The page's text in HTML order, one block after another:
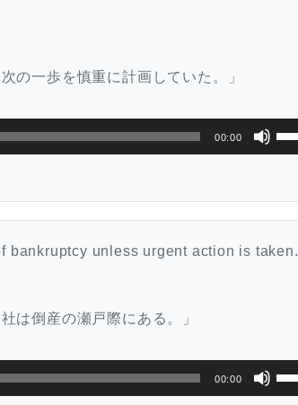
の一歩を慎重に計画していた。」
00:00
ボ
リ
ー
調
下
bankruptcy unless urgent action is taken.
は倒産の瀬戸際にある。」
00:00
ボ
リ